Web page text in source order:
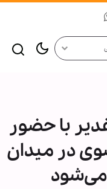
غدیر با حضور
در میدان
می‌شود